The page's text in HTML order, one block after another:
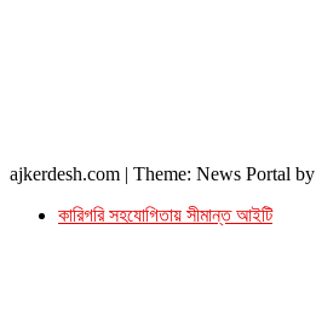
ajkerdesh.com | Theme: News Portal by
কারিগরি সহযোগিতায় সীমান্ত আইটি